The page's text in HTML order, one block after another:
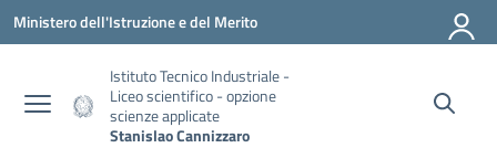
Vai ai contenuti
Vai al menu di navigazione
Vai al footer
Ministero dell'Istruzione e del Merito
Istituto Tecnico Industriale -
Liceo scientifico - opzione
scienze applicate
Stanislao Cannizzaro